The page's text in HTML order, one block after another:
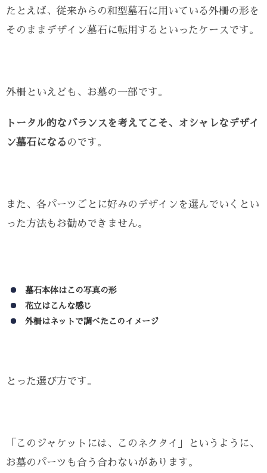
たとえば、従来からの和型墓石に用いている外柵の形を
そのままデザイン墓石に転用するといったケースです。
外柵といえども、お墓の一部です。
トータル的なバランスを考えてこそ、オシャレなデザイ
ン墓石になる のです。
また、各パーツごとに好みのデザインを選んでいくとい
った方法もお勧めできません。
墓石本体はこの写真の形
花立はこんな感じ
外柵はネットで調べたこのイメージ
とった選び方です。
「このジャケットには、このネクタイ」というように、
お墓のパーツも合う合わないがあります。